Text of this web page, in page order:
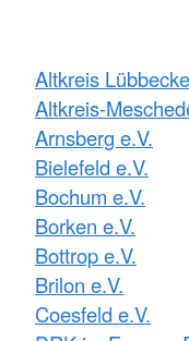
Altkreis
Altkreis-
Arnsberg e.V.
Bielefeld e.V.
Bochum e.V.
Borken e.V.
Bottrop e.V.
Brilon e.V.
Coesfeld e.V.